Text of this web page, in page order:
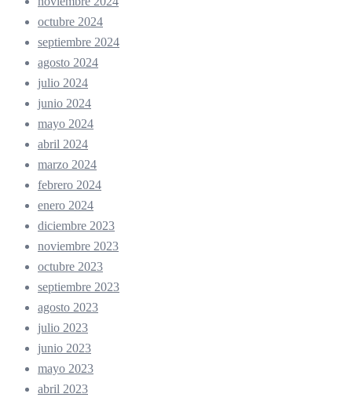
octubre 2024
septiembre 2024
agosto 2024
julio 2024
junio 2024
mayo 2024
abril 2024
marzo 2024
febrero 2024
enero 2024
diciembre 2023
noviembre 2023
octubre 2023
septiembre 2023
agosto 2023
julio 2023
junio 2023
mayo 2023
abril 2023